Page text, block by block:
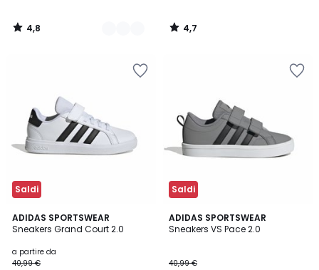
4,8
/
4,7
/
Saldi
ADIDAS SPORTSWEAR
Sneakers Grand Court 2.0
a partire da
40,99 €
4,9
/ 5
2
Colori
Saldi
ADIDAS SPORTSWEAR
Sneakers VS Pace 2.0
40,99 €
4,8
/ 5
2
Colori